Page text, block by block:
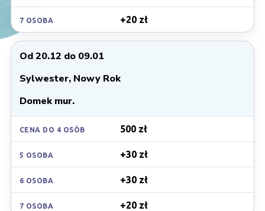
7 OSOBA +20 zł
od 20.12 do 09.01
Sylwester, Nowy Rok
Domek mur.
CENA DO 4 OSÓB 500 zł
5 OSOBA +30 zł
6 OSOBA +30 zł
7 OSOBA +20 zł